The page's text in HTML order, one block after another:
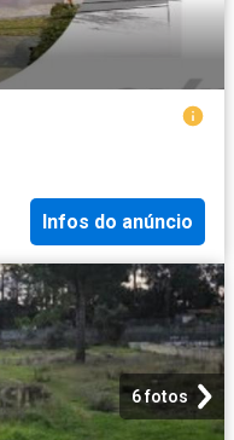
Infos do anúncio
6 fotos